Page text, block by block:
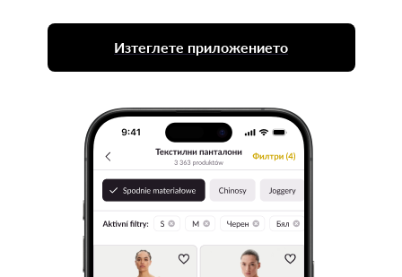
Изтеглете приложението